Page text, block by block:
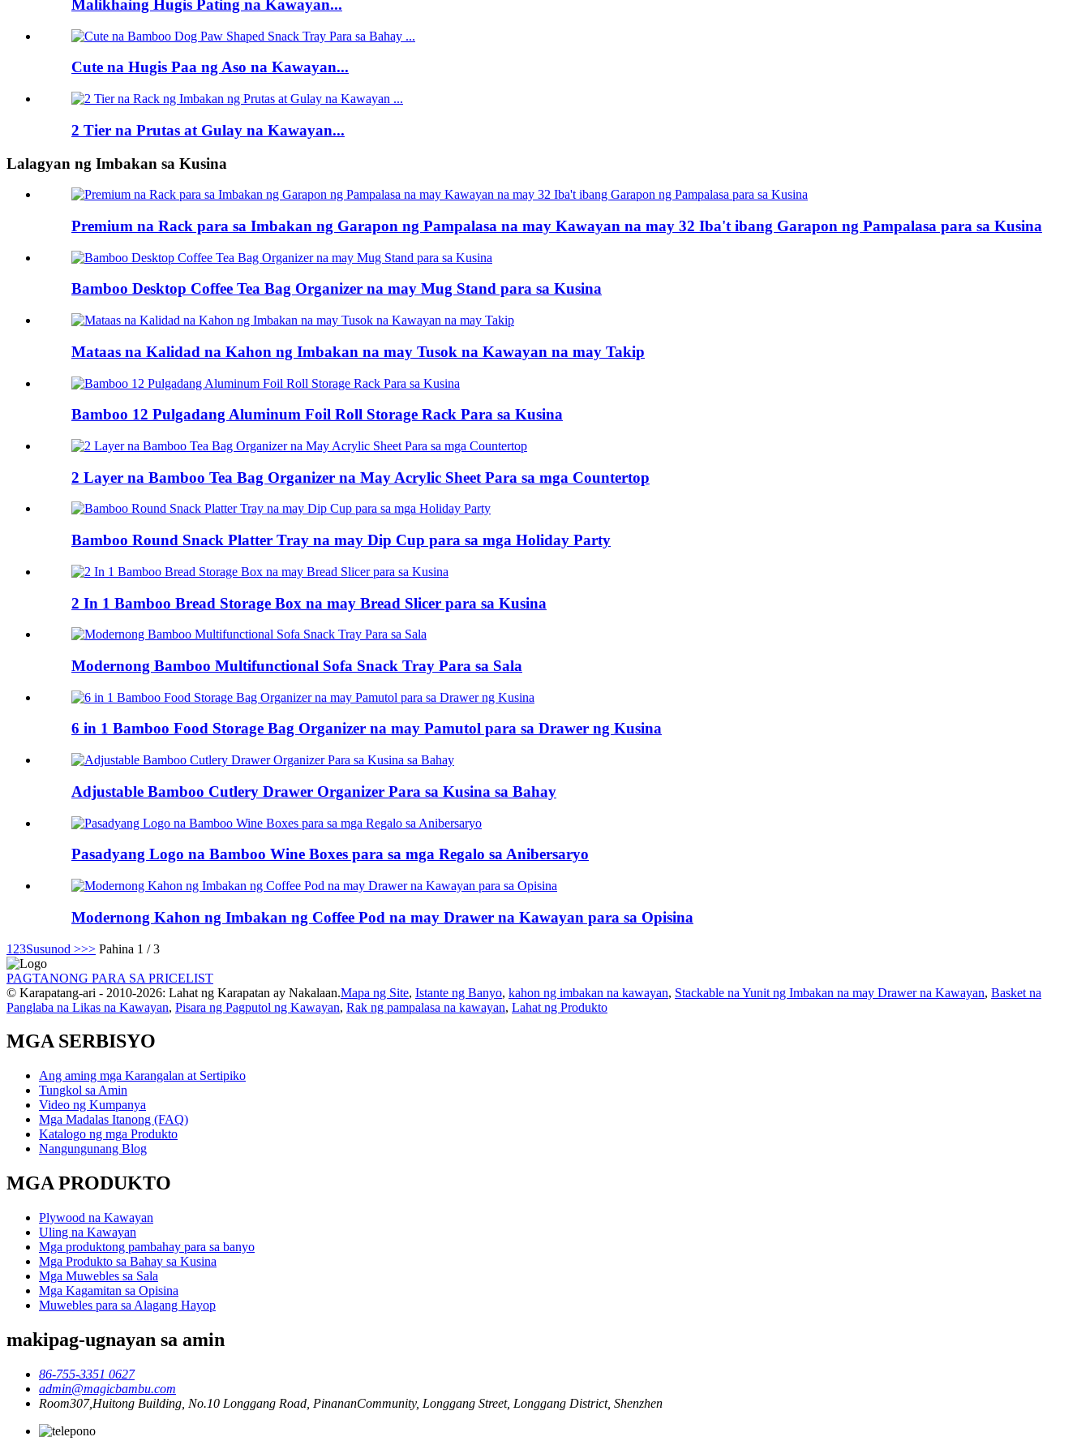
Malikhaing Hugis Pating na Kawayan...
Cute na Hugis Paa ng Aso na Kawayan...
2 Tier na Prutas at Gulay na Kawayan...
Lalagyan ng Imbakan sa Kusina
Premium na Rack para sa Imbakan ng Garapon ng Pampalasa na may Kawayan na may 32 Iba't ibang Garapon ng Pampalasa para sa Kusina
Bamboo Desktop Coffee Tea Bag Organizer na may Mug Stand para sa Kusina
Mataas na Kalidad na Kahon ng Imbakan na may Tusok na Kawayan na may Takip
Bamboo 12 Pulgadang Aluminum Foil Roll Storage Rack Para sa Kusina
2 Layer na Bamboo Tea Bag Organizer na May Acrylic Sheet Para sa mga Countertop
Bamboo Round Snack Platter Tray na may Dip Cup para sa mga Holiday Party
2 In 1 Bamboo Bread Storage Box na may Bread Slicer para sa Kusina
Modernong Bamboo Multifunctional Sofa Snack Tray Para sa Sala
6 in 1 Bamboo Food Storage Bag Organizer na may Pamutol para sa Drawer ng Kusina
Adjustable Bamboo Cutlery Drawer Organizer Para sa Kusina sa Bahay
Pasadyang Logo na Bamboo Wine Boxes para sa mga Regalo sa Anibersaryo
Modernong Kahon ng Imbakan ng Coffee Pod na may Drawer na Kawayan para sa Opisina
1 23Susunod >>> Pahina 1 / 3
PAGTANONG PARA SA PRICELIST
© Karapatang-ari - 2010-2026: Lahat ng Karapatan ay Nakalaan.Mapa ng Site, Istante ng Banyo, kahon ng imbakan na kawayan, Stackable na Yunit ng Imbakan na may Drawer na Kawayan, Basket na
Panglaba na Likas na Kawayan, Pisara ng Pagputol ng Kawayan, Rak ng pampalasa na kawayan, Lahat ng Produkto
MGA SERBISYO
Ang aming mga Karangalan at Sertipiko
Tungkol sa Amin
Video ng Kumpanya
Mga Madalas Itanong (FAQ)
Katalogo ng mga Produkto
Nangungunang Blog
MGA PRODUKTO
Plywood na Kawayan
Uling na Kawayan
Mga produktong pambahay para sa banyo
Mga Produkto sa Bahay sa Kusina
Mga Muwebles sa Sala
Mga Kagamitan sa Opisina
Muwebles para sa Alagang Hayop
makipag-ugnayan sa amin
86-755-3351 0627
admin@magicbambu.com
Room307,Huitong Building, No.10 Longgang Road, PinananCommunity, Longgang Street, Longgang District, Shenzhen